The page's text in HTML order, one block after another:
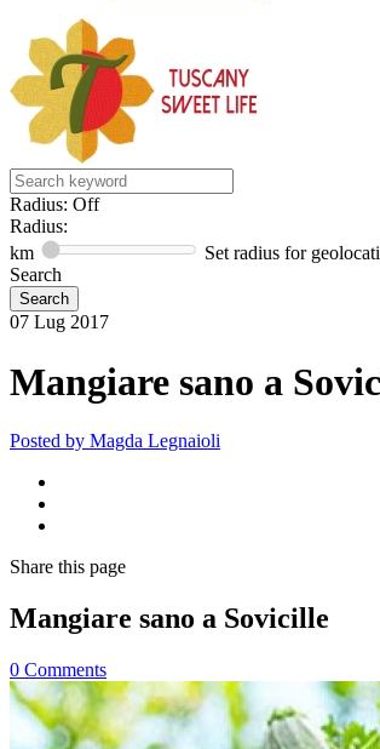
Radius: Off
Radius:
km
Set radius for
Search
07 Lug 2017
Mangiare sano a
Posted by Magda Legnaioli
Share this page
Mangiare sano a Sovicille
0 Comments